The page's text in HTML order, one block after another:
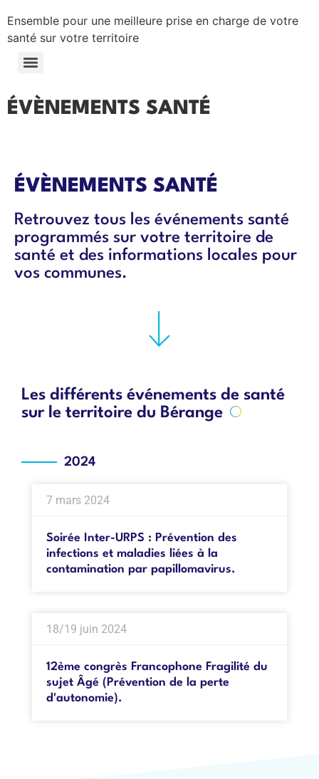
Ensemble pour une meilleure prise en charge de votre
santé sur votre territoire
ÉVÈNEMENTS SANTÉ
ÉVÈNEMENTS SANTÉ
Retrouvez tous les événements santé
programmés sur votre territoire de
santé et des informations locales pour
vos communes.
Les différents événements de santé
sur le territoire du Bérange
2024
7 mars 2024
Soirée Inter-URPS : Prévention des
infections et maladies liées à la
contamination par papillomavirus.
18/19 juin 2024
12ème congrès Francophone Fragilité du
sujet Âgé (Prévention de la perte
d'autonomie).